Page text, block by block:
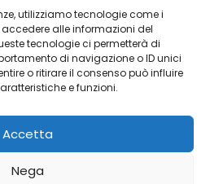
utilizziamo tecnologie come i
alle informazioni del
tecnologie ci permetterà di
di navigazione o ID unici
o ritirare il consenso può influire
e funzioni.
Accetta
Nega